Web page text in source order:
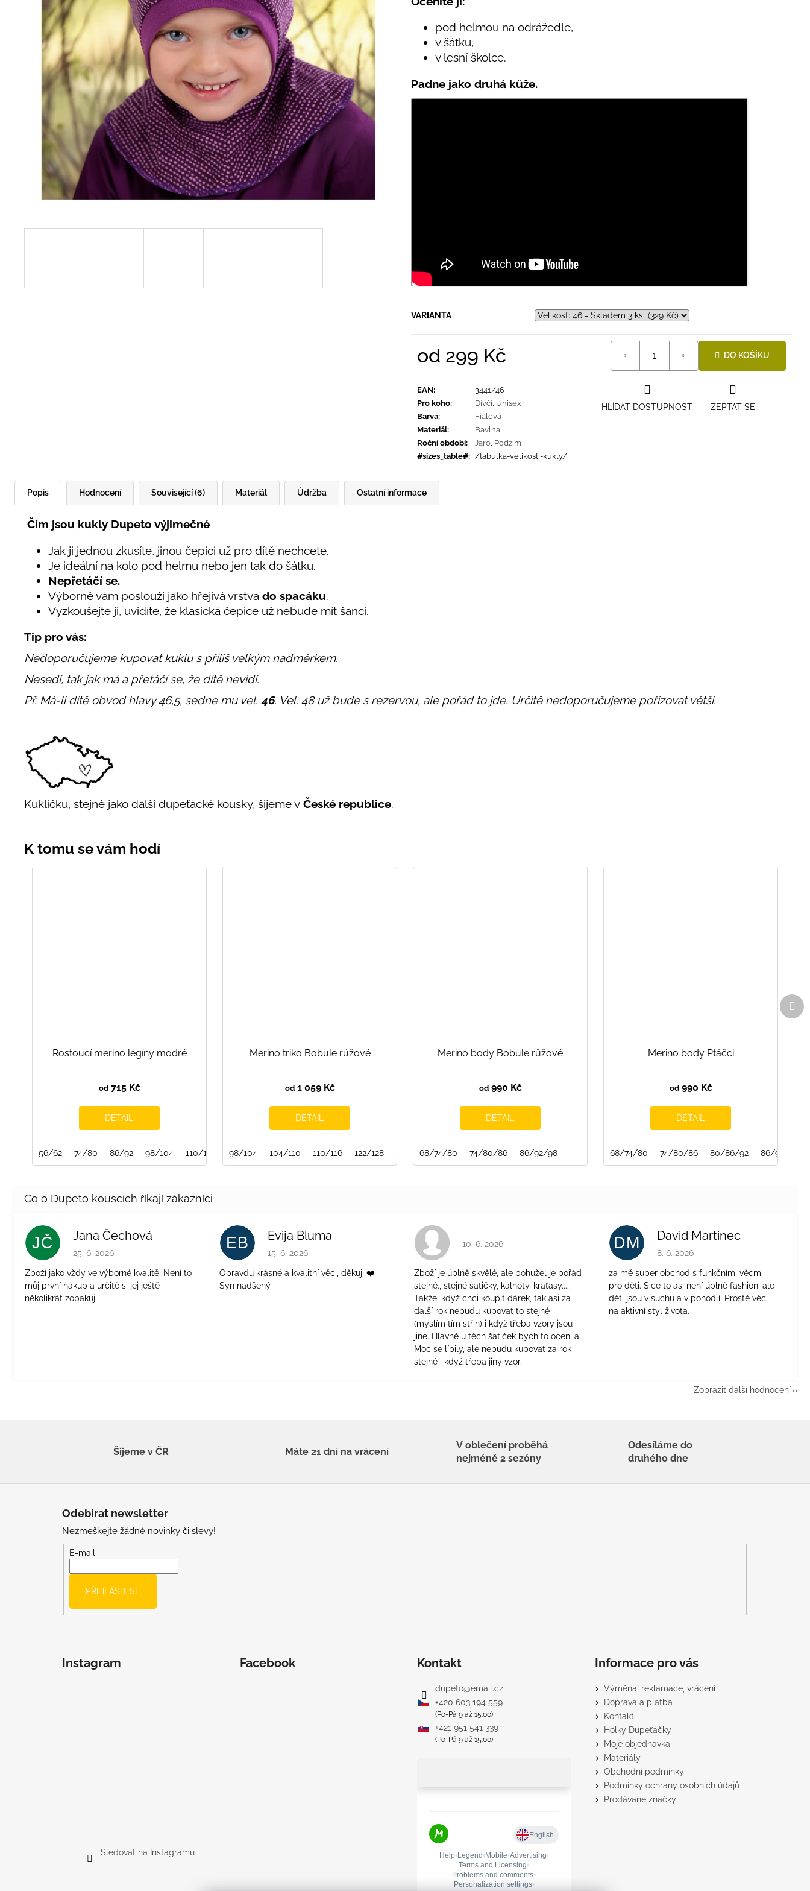
pod helmou na odrážedle,
v šátku,
v lesní školce.
Padne jako druhá kůže.
VARIANTA
od 299 Kč DO KOŠÍKU
EAN:
3441/46
Pro koho: Dívčí Unisex
Barva:
Fialová
Materiál:
Bavlna
Roční období: Jaro Podzim
#sizes_table#: /tabulka-velikosti-kukly/
ZEPTAT SE
HLÍDAT DOSTUPNOST
Popis Hodnocení Související (6) Ostatní informace
Materiál Údržba
Čím jsou kukly Dupeto výjimečné
Jak ji jednou zkusíte, jinou čepici už pro dítě nechcete.
Je ideální na kolo pod helmu nebo jen tak do šátku.
Nepřetáčí se.
Výborně vám poslouží jako hřejivá vrstva do spacáku.
Vyzkoušejte ji, uvidíte, že klasická čepice už nebude mít šanci.
Tip pro vás:
Nedoporučujeme kupovat kuklu s příliš velkým nadměrkem.
Nesedí, tak jak má a přetáčí se, že dítě nevidí.
Př. Má-li dítě obvod hlavy 46,5, sedne mu vel. 46. Vel. 48 už bude s rezervou, ale pořád to jde. Určitě nedoporučujeme pořizovat větší.
Kukličku, stejně jako další dupeťácké kousky, šijeme v České republice.
Rostoucí merino legíny modré
od715 Kč
DETAIL
56/62 74/80 86/92 98/104 110/116 122/128 134/140
Merino triko Bobule růžové
od1 059 Kč
DETAIL
98/104 104/110 110/116 122/128 128/134 134/140
Merino body Bobule růžové
od990 Kč
DETAIL
68/74/80 74/80/86 86/92/98
Merino body Ptáčci
od990 Kč
DETAIL
68/74/80 74/80/86 80/86/92 86/92/98
JČ Jana Čechová
Hodnocení obchodu je 5 z 5 hvězdiček.
25. 6. 2026
Zboží jako vždy ve výborné kvalitě. Není to
můj první nákup a určitě si jej ještě
několikrát zopakuji.
EB Evija Bluma
Hodnocení obchodu je 5 z 5 hvězdiček.
15. 6. 2026
Opravdu krásné a kvalitní věci, děkuji ❤️
Syn nadšený
Hodnocení obchodu je 4 z 5 hvězdiček.
10. 6. 2026
Zboží je úplně skvělé, ale bohužel je pořád
stejné., stejné šatičky, kalhoty, kraťasy.....
Takže, když chci koupit dárek, tak asi za
další rok nebudu kupovat to stejné
(myslím tím střih) i když třeba vzory jsou
jiné. Hlavně u těch šatiček bych to ocenila.
Moc se líbily, ale nebudu kupovat za rok
stejné i když třeba jiný vzor.
DM David Martinec
Hodnocení obchodu je 5 z 5 hvězdiček.
8. 6. 2026
za mě super obchod s funkčními věcmi
pro děti. Sice to asi není úplně fashion, ale
děti jsou v suchu a v pohodlí. Prostě věci
na aktivní styl života.
Zobrazit další hodnocení
395 Kč
395 Kč
Šijeme v ČR Máte 21 dní na vrácení
V oblečení proběhá
nejméně 2 sezóny
Odesíláme do
druhého dne
Odebírat newsletter
Nezmeškejte žádné novinky či slevy!
E-mail
PŘIHLÁSIT SE
Instagram
Sledovat na Instagramu
Facebook Kontakt
dupeto@email.cz
+420 603 194 559
(Po-Pá 9 až 15:00)
+421 951 541 339
(Po-Pá 9 až 15:00)
Informace pro vás
Výměna, reklamace, vrácení
Doprava a platba
Kontakt
Holky Dupeťačky
Moje objednávka
Materiály
Obchodní podmínky
Podmínky ochrany osobních údajů
Prodávané značky